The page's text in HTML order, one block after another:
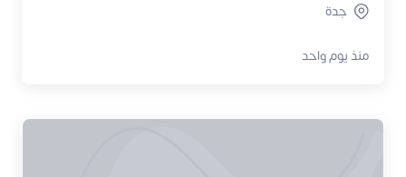
جدة
منذ يوم واحد